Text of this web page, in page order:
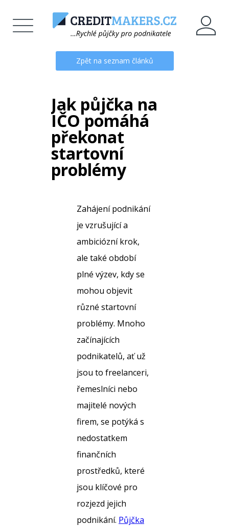
Zpět na seznam článků
Jak půjčka na
IČO pomáhá
překonat
startovní
problémy
Zahájení podnikání
je vzrušující a
ambiciózní krok,
ale také období
plné výzev, kdy se
mohou objevit
různé startovní
problémy. Mnoho
začínajících
podnikatelů, ať už
jsou to freelanceri,
řemeslníci nebo
majitelé nových
firem, se potýká s
nedostatkem
finančních
prostředků, které
jsou klíčové pro
rozjezd jejich
podnikání. Půjčka